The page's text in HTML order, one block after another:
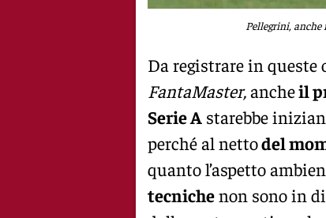
Pellegrini,
Da registrare in queste
FantaMaster,ancheil
Serie A starebbe
perché al nettodel
quanto l’aspetto
tecnichenon sono in